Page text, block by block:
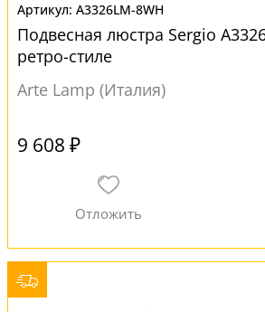
A3326LM-8WH
Подвесная люстра Sergio
ретро-стиле
Arte Lamp (Италия)
9 608 ₽